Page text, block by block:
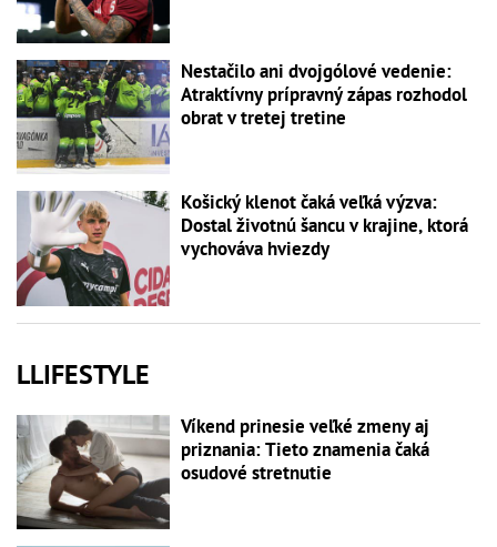
Nestačilo ani dvojgólové vedenie:
Atraktívny prípravný zápas rozhodol
obrat v tretej tretine
Košický klenot čaká veľká výzva:
Dostal životnú šancu v krajine, ktorá
vychováva hviezdy
LLIFESTYLE
Víkend prinesie veľké zmeny aj
priznania: Tieto znamenia čaká
osudové stretnutie